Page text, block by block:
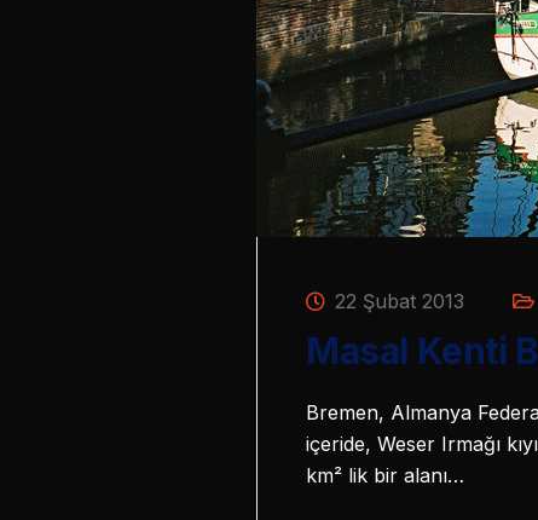
22 Şubat 2013
Masal Kenti
Bremen, Almanya
içeride, Weser Irmağı
km² lik bir alanı…